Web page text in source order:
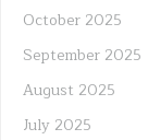
October 2025
September 2025
August 2025
July 2025